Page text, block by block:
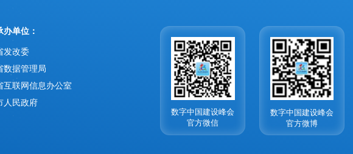
办单位：
发改委
数据管理局
互联网信息办公室
人民政府
数字中国建设峰会
官方微信
数字中国建设峰会
官方微博